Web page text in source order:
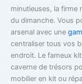
minutieuses, la firme
du dimanche. Vous
arsenal avec une
centraliser tous vos
endroit. Le fameux
caverne de trésors
mobilier en kit ou